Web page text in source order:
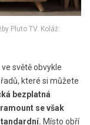
Pluto TV. Koláž:
světě obvykle
které si můžete
bezplatná
se však
Místo obří